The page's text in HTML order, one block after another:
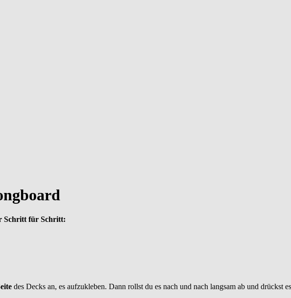
Schritt für Schritt:
des Decks an, es aufzukleben. Dann rollst du es nach und nach langsam ab und drückst